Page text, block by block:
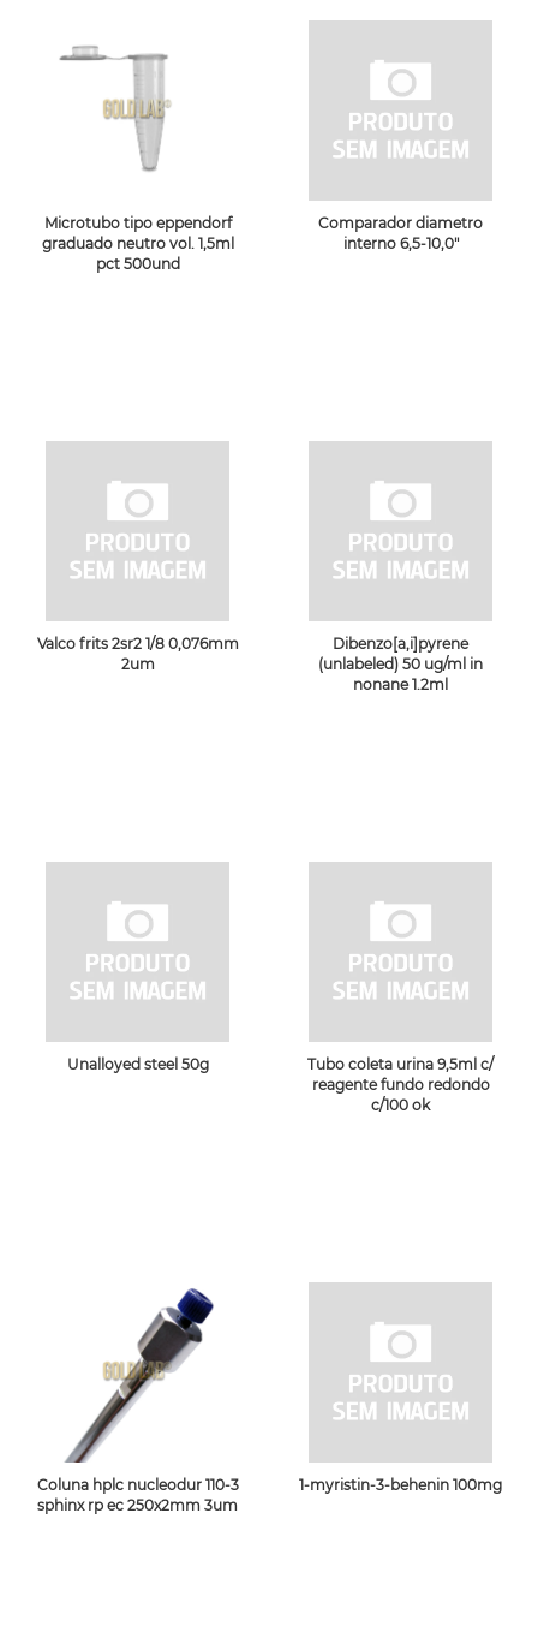
Microtubo tipo eppendorf
graduado neutro vol. 1,5ml
pct 500und
Comparador diametro
interno 6,5-10,0"
Valco frits 2sr2 1/8 0,076mm
2um
Dibenzo[a,i]pyrene
(unlabeled) 50 ug/ml in
nonane 1.2ml
Unalloyed steel 50g
Tubo coleta urina 9,5ml c/
reagente fundo redondo
c/100 ok
Coluna hplc nucleodur 110-3
sphinx rp ec 250x2mm 3um
1-myristin-3-behenin 100mg